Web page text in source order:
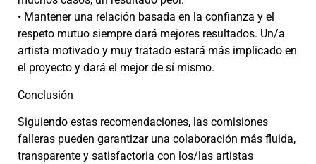
• Mantener una relación basada en la confianza y el
respeto mutuo siempre dará mejores resultados. Un/a
artista motivado y muy tratado estará más implicado en
el proyecto y dará el mejor de sí mismo.
Conclusión
Siguiendo estas recomendaciones, las comisiones
falleras pueden garantizar una colaboración más fluida,
transparente y satisfactoria con los/las artistas